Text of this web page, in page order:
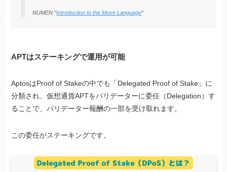
NUMEN “Introduction to the Move Language“
APTはステーキングで運用が可能
AptosはProof of Stakeの中でも「Delegated Proof of Stake」に
分類され、仮想通貨APTをバリデーターに委任（Delegation）す
ることで、バリデーター報酬の一部を受け取れます。
この委任がステーキングです。